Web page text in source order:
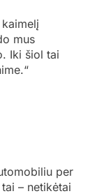
mus
Iki šiol tai
per
– netikėtai